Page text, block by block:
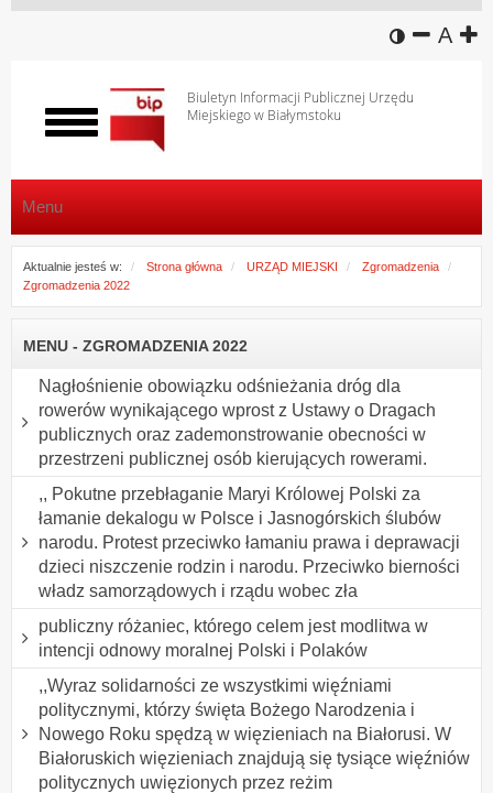
wersja
A
Biuletyn Informacji Publicznej Urzędu
Miejskiego w Białymstoku
Włącz
menu
Menu
Aktualnie jesteś w: Strona główna URZĄD MIEJSKI
Zgromadzenia
Zgromadzenia 2022
MENU - ZGROMADZENIA 2022
Nagłośnienie obowiązku odśnieżania dróg dla
rowerów wynikającego wprost z Ustawy o Dragach
publicznych oraz zademonstrowanie obecności w
przestrzeni publicznej osób kierujących rowerami.
,, Pokutne przebłaganie Maryi Królowej Polski za
łamanie dekalogu w Polsce i Jasnogórskich ślubów
narodu. Protest przeciwko łamaniu prawa i deprawacji
dzieci niszczenie rodzin i narodu. Przeciwko bierności
władz samorządowych i rządu wobec zła
publiczny różaniec, którego celem jest modlitwa w
intencji odnowy moralnej Polski i Polaków
,,Wyraz solidarności ze wszystkimi więźniami
politycznymi, którzy święta Bożego Narodzenia i
Nowego Roku spędzą w więzieniach na Białorusi. W
Białoruskich więzieniach znajdują się tysiące więźniów
politycznych uwięzionych przez reżim